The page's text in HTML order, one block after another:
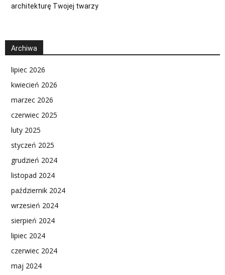
architekturę Twojej twarzy
Archiwa
lipiec 2026
kwiecień 2026
marzec 2026
czerwiec 2025
luty 2025
styczeń 2025
grudzień 2024
listopad 2024
październik 2024
wrzesień 2024
sierpień 2024
lipiec 2024
czerwiec 2024
maj 2024